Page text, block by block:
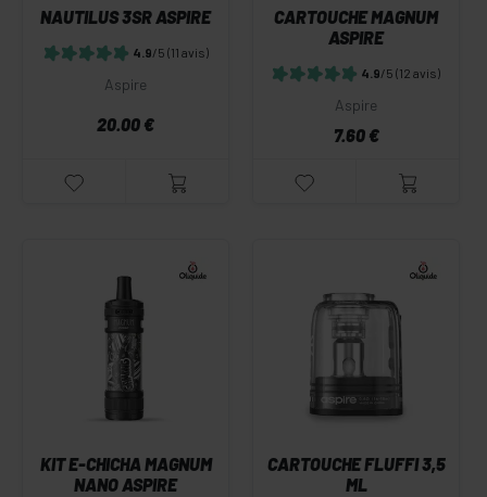
NAUTILUS 3SR ASPIRE
4.9/5 (11 avis)
Aspire
20.00 €
CARTOUCHE MAGNUM
ASPIRE
4.9/5 (12 avis)
Aspire
7.60 €
KIT E-CHICHA MAGNUM
NANO ASPIRE
CARTOUCHE FLUFFI 3,5
ML